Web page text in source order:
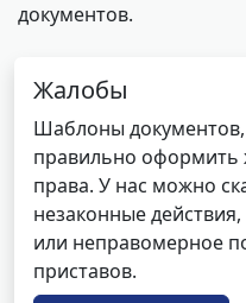
документов.
Жалобы
Шаблоны
правильно оформить
права. У нас можно
незаконные
или неправомерное
приставов.